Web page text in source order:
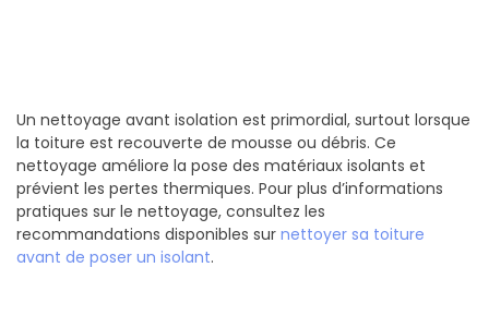
Un nettoyage avant isolation est primordial, surtout lorsque
la toiture est recouverte de mousse ou débris. Ce
nettoyage améliore la pose des matériaux isolants et
prévient les pertes thermiques. Pour plus d’informations
pratiques sur le nettoyage, consultez les
recommandations disponibles sur nettoyer sa toiture
avant de poser un isolant.